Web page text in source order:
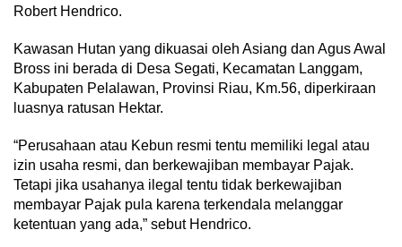
Robert Hendrico.
Kawasan Hutan yang dikuasai oleh Asiang dan Agus Awal
Bross ini berada di Desa Segati, Kecamatan Langgam,
Kabupaten Pelalawan, Provinsi Riau, Km.56, diperkiraan
luasnya ratusan Hektar.
“Perusahaan atau Kebun resmi tentu memiliki legal atau
izin usaha resmi, dan berkewajiban membayar Pajak.
Tetapi jika usahanya ilegal tentu tidak berkewajiban
membayar Pajak pula karena terkendala melanggar
ketentuan yang ada,” sebut Hendrico.